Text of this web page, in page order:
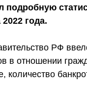
подробную
года.
РФ
в отношении
количество